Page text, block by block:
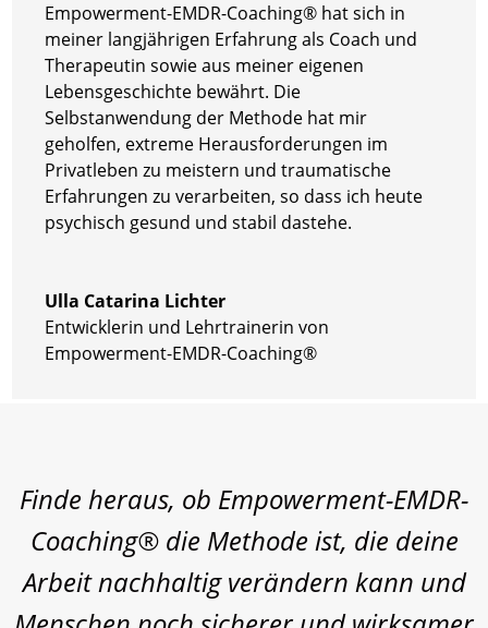
Empowerment-EMDR-Coaching® hat sich in
meiner langjährigen Erfahrung als Coach und
Therapeutin sowie aus meiner eigenen
Lebensgeschichte bewährt. Die
Selbstanwendung der Methode hat mir
geholfen, extreme Herausforderungen im
Privatleben zu meistern und traumatische
Erfahrungen zu verarbeiten, so dass ich heute
psychisch gesund und stabil dastehe.
Ulla Catarina Lichter
Entwicklerin und Lehrtrainerin von
Empowerment-EMDR-Coaching®
Finde heraus, ob Empowerment-EMDR-
Coaching® die Methode ist, die deine
Arbeit nachhaltig verändern kann und